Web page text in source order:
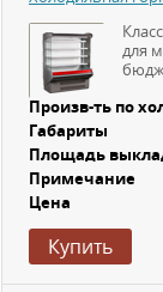
для
Произв-ть по
Габариты
Площадь
Примечание
Цена
Купить